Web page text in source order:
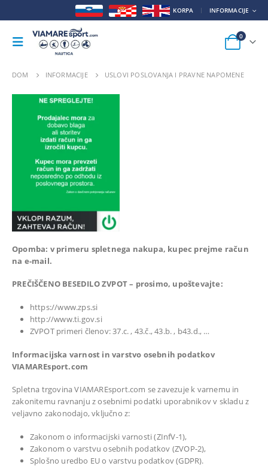
KORPA INFORMACIJE
0
DOM INFORMACIJE USLOVI POSLOVANJA I PRAVNE NAPOMENE
Opomba: v primeru spletnega nakupa, kupec prejme račun
na e-mail.
PREČIŠČENO BESEDILO ZVPOT – prosimo, upoštevajte:
https://www.zps.si
http://www.ti.gov.si
ZVPOT primeri členov: 37.c. , 43.č., 43.b. , b43.d., …
Informacijska varnost in varstvo osebnih podatkov
VIAMAREsport.com
Spletna trgovina VIAMAREsport.com se zavezuje k varnemu in
zakonitemu ravnanju z osebnimi podatki uporabnikov v skladu z
veljavno zakonodajo, vključno z:
Zakonom o informacijski varnosti (ZInfV-1),
Zakonom o varstvu osebnih podatkov (ZVOP-2),
Splošno uredbo EU o varstvu podatkov (GDPR).